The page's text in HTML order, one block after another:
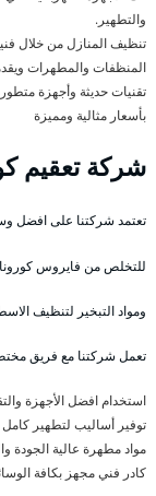
والتطهير.
تنظيف المنازل من خلال
المنظفات والمطهرات
تقنيات حديثة وأجهزة
بأسعار مثالية ومميزة
شركة تعقيم
تعتمد شركتنا على افضل
للتخلص من فايروس
ومواد التبخير لتنظيف
تعمل شركتنا مع فريق
استخدام افضل الأجهزة
توفير أساليب لتطهير
مواد مطهرة عالية الجودة
كادر فني مجهز بكافة